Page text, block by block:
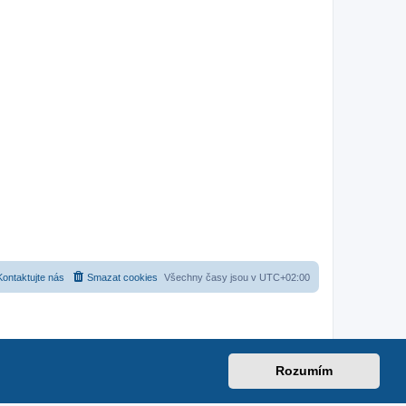
Rozumím
Všechny časy jsou v UTC+02:00
Smazat cookies
nás